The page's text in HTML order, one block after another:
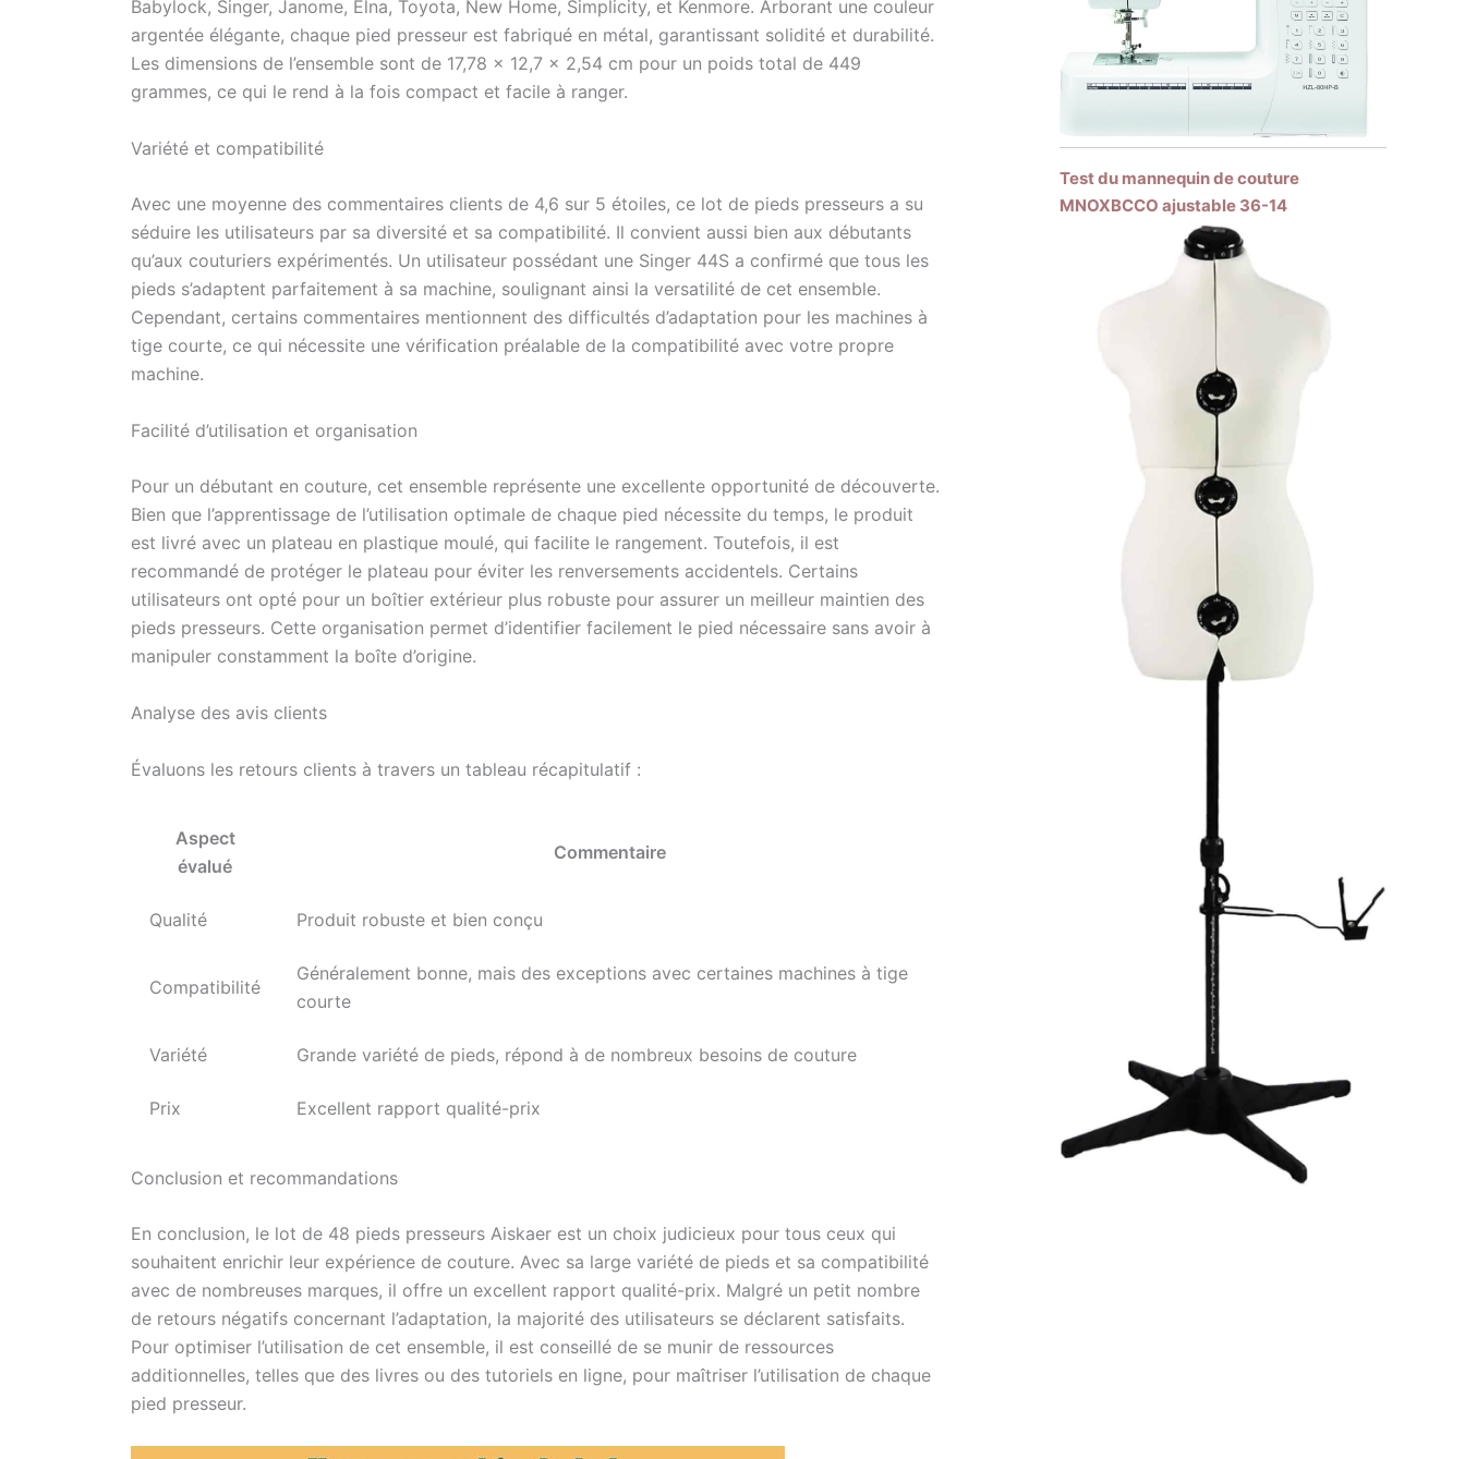
peuvent être utilisés pour le cuir, la broderie, la fermeture éclair, les
boutons, les perles et d'autres travaux manuels. Il crée de
nombreux travaux de couture professionnels et permet
d'économiser beaucoup de temps. Très fonctionnel pour tous vos
Babylock, Singer, Janome, Elna, Toyota, New Home, Simplicity, et Kenmore. Arborant une couleur
argentée élégante, chaque pied presseur est fabriqué en métal, garantissant solidité et durabilité.
Les dimensions de l’ensemble sont de 17,78 x 12,7 x 2,54 cm pour un poids total de 449
grammes, ce qui le rend à la fois compact et facile à ranger.
Variété et compatibilité
Avec une moyenne des commentaires clients de 4,6 sur 5 étoiles, ce lot de pieds presseurs a su
séduire les utilisateurs par sa diversité et sa compatibilité. Il convient aussi bien aux débutants
qu’aux couturiers expérimentés. Un utilisateur possédant une Singer 44S a confirmé que tous les
pieds s’adaptent parfaitement à sa machine, soulignant ainsi la versatilité de cet ensemble.
Cependant, certains commentaires mentionnent des difficultés d’adaptation pour les machines à
tige courte, ce qui nécessite une vérification préalable de la compatibilité avec votre propre
machine.
Facilité d’utilisation et organisation
Pour un débutant en couture, cet ensemble représente une excellente opportunité de découverte.
Bien que l’apprentissage de l’utilisation optimale de chaque pied nécessite du temps, le produit
est livré avec un plateau en plastique moulé, qui facilite le rangement. Toutefois, il est
recommandé de protéger le plateau pour éviter les renversements accidentels. Certains
utilisateurs ont opté pour un boîtier extérieur plus robuste pour assurer un meilleur maintien des
pieds presseurs. Cette organisation permet d’identifier facilement le pied nécessaire sans avoir à
manipuler constamment la boîte d’origine.
Analyse des avis clients
Évaluons les retours clients à travers un tableau récapitulatif :
Aspect
évalué
Commentaire
Qualité Produit robuste et bien conçu
Compatibilité
Généralement bonne, mais des exceptions avec certaines machines à tige
courte
Variété Grande variété de pieds, répond à de nombreux besoins de couture
Prix Excellent rapport qualité-prix
Conclusion et recommandations
En conclusion, le lot de 48 pieds presseurs Aiskaer est un choix judicieux pour tous ceux qui
souhaitent enrichir leur expérience de couture. Avec sa large variété de pieds et sa compatibilité
avec de nombreuses marques, il offre un excellent rapport qualité-prix. Malgré un petit nombre
de retours négatifs concernant l’adaptation, la majorité des utilisateurs se déclarent satisfaits.
Pour optimiser l’utilisation de cet ensemble, il est conseillé de se munir de ressources
additionnelles, telles que des livres ou des tutoriels en ligne, pour maîtriser l’utilisation de chaque
pied presseur.
Test du mannequin de couture
MNOXBCCO ajustable 36-14